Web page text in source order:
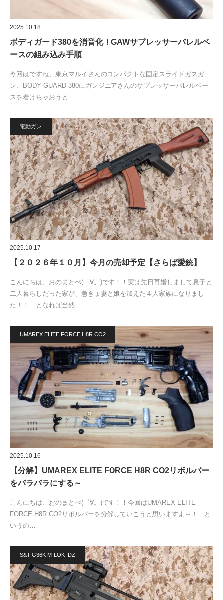
2025.10.18
ボディガード380を消音化！GAWサプレッサーバレルベ
ースの組み込み手順
今回はですね、東京マルイさんのコンパクトな固定スライドガスガ
ン、BODY GUARD 380にガンジニアさんのサプレッサーバレルベー
スを着けちゃおうと…
電動ガン
2025.10.17
【２０２６年１０月】今月の売却予定【さらば愛銃】
こんにちは、おのまとぺ(゜∀。)です！！実は先日再婚しまして息子と
二人暮らしだった家が、急きょ妻と娘を加えた４人家族になりまし
た！！ となれば当然…
UMAREX ELITE FORCE H8R CO2
2025.10.16
【分解】UMAREX ELITE FORCE H8R CO2リボルバー
をバラバラにする～
こんにちは、おのまとぺ(゜∀。)です！！今回はUMAREX ELITE
FORCE H8R CO2リボルバーを分解していこうと思いますよ～！ と
いうの…
S&T G36K M-LOK IDZ